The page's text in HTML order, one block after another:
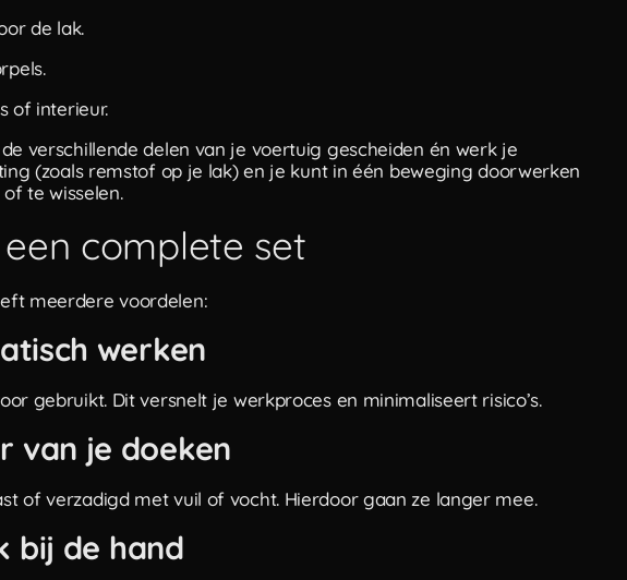
de lak.
of interieur.
verschillende delen van je voertuig gescheiden én werk je
(zoals remstof op je lak) en je kunt in één beweging doorwerken
te wisselen.
complete set
meerdere voordelen:
werken
gebruikt. Dit versnelt je werkproces en minimaliseert risico’s.
van je doeken
of verzadigd met vuil of vocht. Hierdoor gaan ze langer mee.
bij de hand